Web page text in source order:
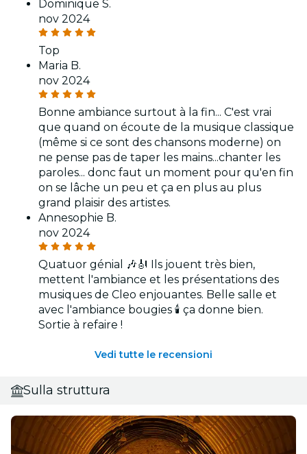
Dominique S.
nov 2024
Top
Maria B.
nov 2024
Bonne ambiance surtout à la fin... C'est vrai
que quand on écoute de la musique classique
(même si ce sont des chansons moderne) on
ne pense pas de taper les mains...chanter les
paroles... donc faut un moment pour qu'en fin
on se lâche un peu et ça en plus au plus
grand plaisir des artistes.
Annesophie B.
nov 2024
Quatuor génial 🎶🎻 Ils jouent très bien,
mettent l'ambiance et les présentations des
musiques de Cleo enjouantes. Belle salle et
avec l'ambiance bougies 🕯 ça donne bien.
Sortie à refaire !
Vedi tutte le recensioni
Sulla struttura